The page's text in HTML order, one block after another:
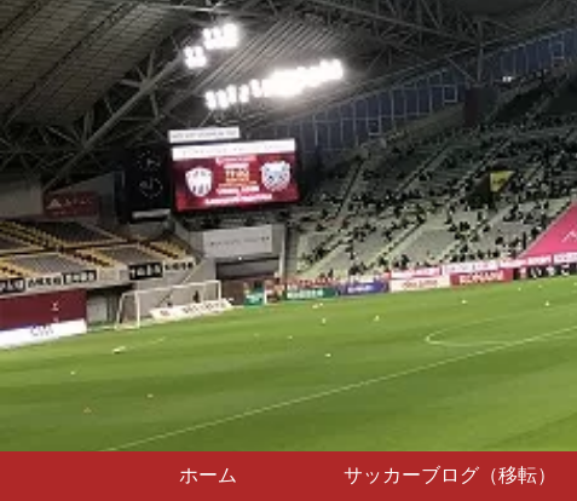
ホーム サッカーブログ（移転）